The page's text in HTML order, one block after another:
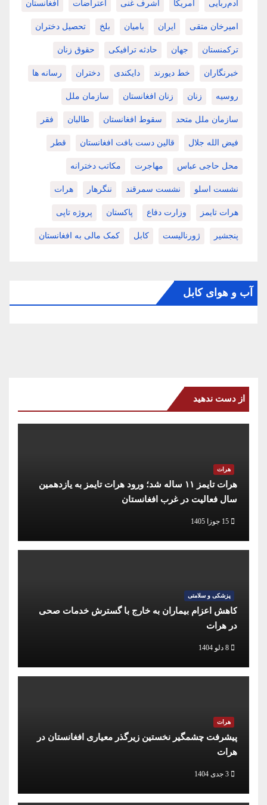
آدم‌ربایی آمریکا اشرف غنی اعتراضات افغانستان
امیرخان متقی ایران بامیان بلخ تحصیل دختران
ترکمنستان جهان حادثه ترافیکی حقوق زنان
خبرنگاران خط دیورند دایکندی دختران رسانه ها
روسیه زنان زنان افغانستان سازمان ملل
سازمان ملل متحد سقوط افغانستان طالبان فقر
فیض الله جلال قالین دست بافت افغانستان قطر
محل حاجی عباس مهاجرت مکاتب دخترانه
نشست اسلو نشست سمرقند ننگرهار هرات
هرات تایمز وزارت دفاع پاکستان پروژه تاپی
پنجشیر ژورنالیست کابل کمک مالی به افغانستان
آب و هوای کابل
از دست ندهید
هرات
هرات تایمز ۱۱ ساله شد؛ ورود هرات تایمز به یازدهمین
سال فعالیت در غرب افغانستان
15 جوزا 1405
پزشکی و سلامتی
کاهش اعزام بیماران به خارج با گسترش خدمات صحی
در هرات
8 دلو 1404
هرات
پیشرفت چشمگیر نخستین زیرگذر معیاری افغانستان در
هرات
3 جدی 1404